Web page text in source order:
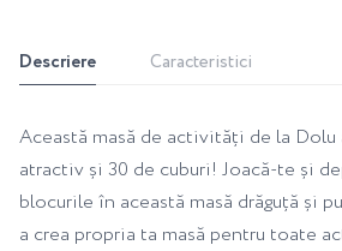
Descriere Caracteristici
Această masă de activități de la Dolu
atractiv și 30 de cuburi! Joacă-te și
blocurile în această masă drăguță și
a crea propria ta masă pentru toate